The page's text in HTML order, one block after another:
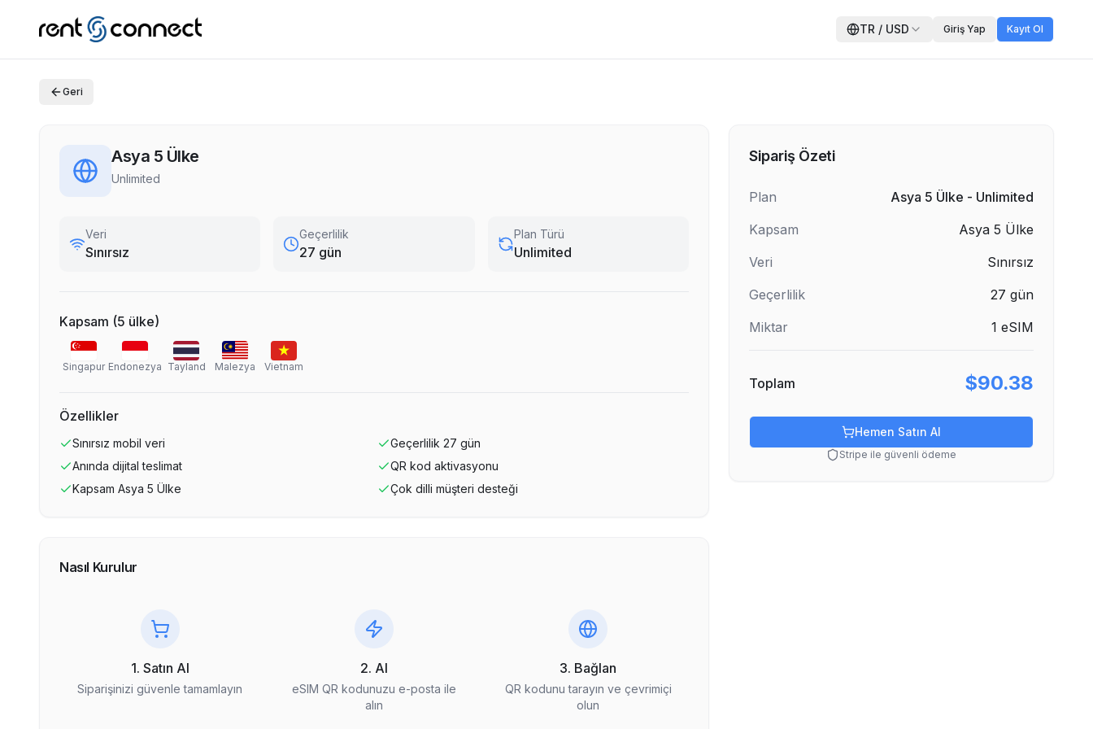
TR / USD Giriş Yap Kayıt Ol
Geri
Asya 5 Ülke
Unlimited
Veri
Sınırsız
Geçerlilik
27 gün
Plan Türü
Unlimited
Kapsam (5 ülke)
Singapur Endonezya Tayland Malezya Vietnam
Özellikler
Sınırsız mobil veri Geçerlilik 27 gün
Anında dijital teslimat
QR kod aktivasyonu
Kapsam Asya 5 Ülke Çok dilli müşteri desteği
Nasıl Kurulur
1. Satın Al
Siparişinizi güvenle tamamlayın
2. Al
eSIM QR kodunuzu e-posta ile
alın
3. Bağlan
QR kodunu tarayın ve çevrimiçi
olun
Sipariş Özeti
Plan
Asya 5 Ülke - Unlimited
Kapsam
Asya 5 Ülke
Veri
Sınırsız
Geçerlilik
27 gün
Miktar
1 eSIM
Toplam $90.38
Hemen Satın Al
Stripe ile güvenli ödeme